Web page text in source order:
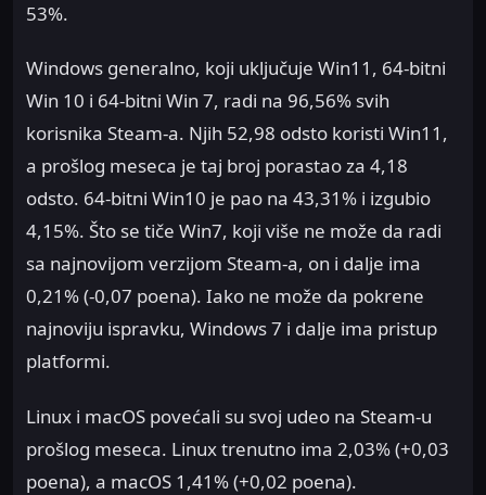
53%.
Windows generalno, koji uključuje Win11, 64-bitni
Win 10 i 64-bitni Win 7, radi na 96,56% svih
korisnika Steam-a. Njih 52,98 odsto koristi Win11,
a prošlog meseca je taj broj porastao za 4,18
odsto. 64-bitni Win10 je pao na 43,31% i izgubio
4,15%. Što se tiče Win7, koji više ne može da radi
sa najnovijom verzijom Steam-a, on i dalje ima
0,21% (-0,07 poena). Iako ne može da pokrene
najnoviju ispravku, Windows 7 i dalje ima pristup
platformi.
Linux i macOS povećali su svoj udeo na Steam-u
prošlog meseca. Linux trenutno ima 2,03% (+0,03
poena), a macOS 1,41% (+0,02 poena).